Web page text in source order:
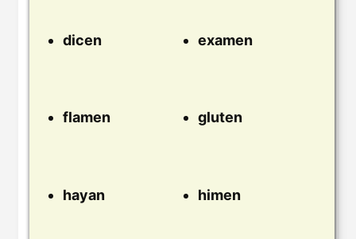
dicen examen
flamen gluten
hayan himen